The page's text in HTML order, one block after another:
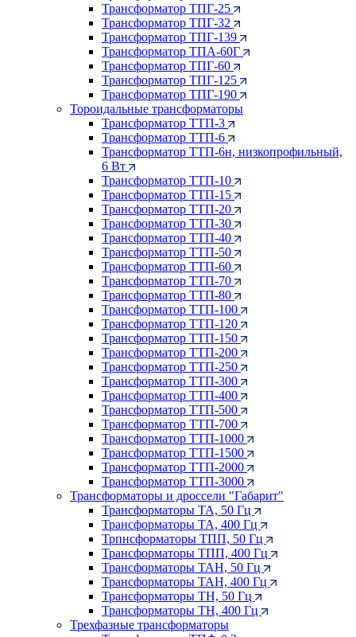
Трансформатор ТПГ-25
Трансформатор ТПГ-32
Трансформатор ТПГ-139
Трансформатор ТПА-60Г
Трансформатор ТПГ-60
Трансформатор ТПГ-125
Трансформатор ТПГ-190
Тороидальные трансформаторы
Трансформатор ТТП-3
Трансформатор ТТП-6
Трансформатор ТТП-6н, низкопрофильный,
6 Вт
Трансформатор ТТП-10
Трансформатор ТТП-15
Трансформатор ТТП-20
Трансформатор ТТП-30
Трансформатор ТТП-40
Трансформатор ТТП-50
Трансформатор ТТП-60
Трансформатор ТТП-70
Трансформатор ТТП-80
Трансформатор ТТП-100
Трансформатор ТТП-120
Трансформатор ТТП-150
Трансформатор ТТП-200
Трансформатор ТТП-250
Трансформатор ТТП-300
Трансформатор ТТП-400
Трансформатор ТТП-500
Трансформатор ТТП-700
Трансформатор ТТП-1000
Трансформатор ТТП-1500
Трансформатор ТТП-2000
Трансформатор ТТП-3000
Трансформаторы и дроссели "Габарит"
Трансформаторы ТА, 50 Гц
Трансформаторы ТА, 400 Гц
Трпнсформаторы ТПП, 50 Гц
Трансформаторы ТПП, 400 Гц
Трансформаторы ТАН, 50 Гц
Трансформаторы ТАН, 400 Гц
Трансформаторы ТН, 50 Гц
Трансформаторы ТН, 400 Гц
Трехфазные трансформаторы